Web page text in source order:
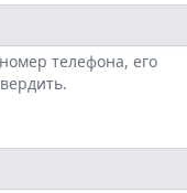
телефона, его